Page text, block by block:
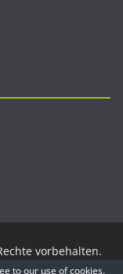
vorbehalten.
vonWordPress
to our use of cookies.